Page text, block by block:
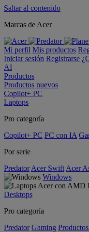
Saltar al contenido
Marcas de Acer
Mi perfil Mis productos
Iniciar sesión Registrarse
AI
Productos
Productos nuevos
Copilot+ PC
Laptops
Pro categoría
Copilot+ PC PC con IA
Por serie
Predator Acer Swift Acer
Windows
Desktops
Pro categoría
Predator Gaming